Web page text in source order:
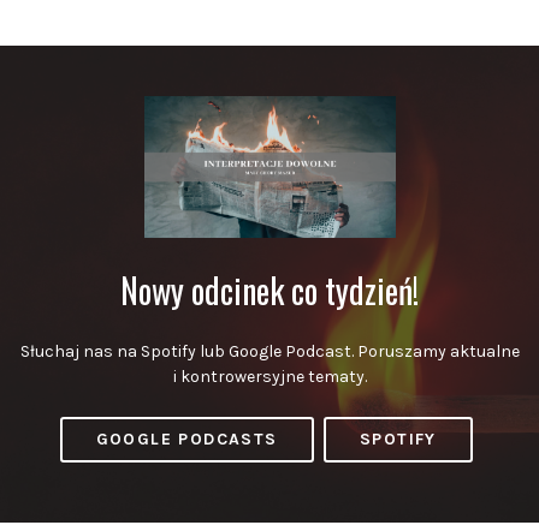
Nowy odcinek co tydzień!
Słuchaj nas na Spotify lub Google Podcast. Poruszamy aktualne
i kontrowersyjne tematy.
GOOGLE PODCASTS SPOTIFY